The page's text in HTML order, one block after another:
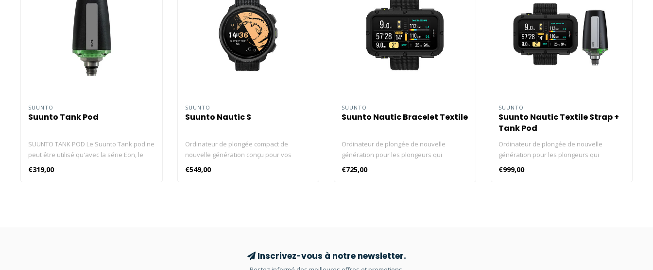
SUUNTO
Suunto Tank Pod
SUUNTO TANK POD Le Suunto Tank pod ne
peut être utilisé qu'avec la série Eon, le
Nautic et Suunto Nautic S. Transmetteur de
€319,00
SUUNTO
Suunto Nautic S
Ordinateur de plongée compact de
nouvelle génération conçu pour vos
lumineux Jusqu’à 60 heures sur une seule
plongée Le Suunto Nautic S est conçu pour
les plongeurs et les plongeurs en apnée
€549,00
SUUNTO
Suunto Nautic Bracelet Textile
Ordinateur de plongée de nouvelle
génération pour les plongeurs qui
Affichage lumineux AMOLED, lampe de
profondeurs Pour les plongeurs qui
€725,00
SUUNTO
Suunto Nautic Textile Strap +
Tank Pod
Ordinateur de plongée de nouvelle
génération pour les plongeurs qui
Affichage lumineux AMOLED, lampe de
€999,00
Inscrivez-vous à notre newsletter.